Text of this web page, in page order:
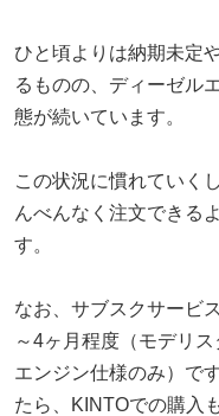
ひと頃よりは納期未定
るものの、ディーゼル
態が続いています。
この状況に慣れていく
んべんなく注文できる
す。
なお、サブスクサービ
～4ヶ月程度（モデリ
エンジン仕様のみ）で
たら、KINTOでの購入